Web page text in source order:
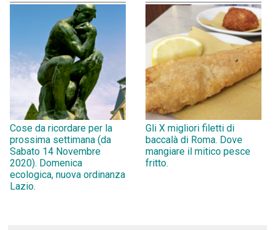
Cose da ricordare per la
prossima settimana (da
Sabato 14 Novembre
2020). Domenica
ecologica, nuova ordinanza
Lazio.
Gli X migliori filetti di
baccalà di Roma. Dove
mangiare il mitico pesce
fritto.